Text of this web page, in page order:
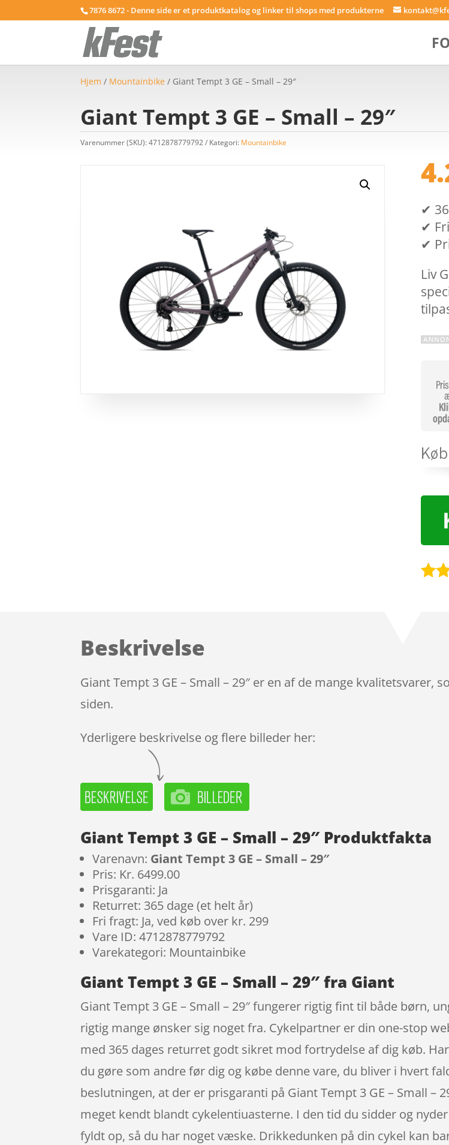
7876 8672 - Denne side er et produktkatalog og linker til shops med produkterne
Hjem / Mountainbike / Giant Tempt 3 GE – Small – 29″
Giant Tempt 3 GE – Small – 29″
Varenummer (SKU):4712878779792 Kategori: Mountainbike
✔
✔
✔
Liv
Beskrivelse
Giant Tempt 3 GE – Small – 29″ er en af de mange kvalitetsvarer,
siden.
Yderligere beskrivelse og flere billeder her:
Giant Tempt 3 GE – Small – 29″ Produktfakta
Varenavn: Giant Tempt 3 GE – Small – 29″
Pris: Kr. 6499.00
Prisgaranti: Ja
Returret: 365 dage (et helt år)
Fri fragt: Ja, ved køb over kr. 299
Vare ID: 4712878779792
Varekategori: Mountainbike
Giant Tempt 3 GE – Small – 29″ fra Giant
Giant Tempt 3 GE – Small – 29″ fungerer rigtig fint til både børn,
rigtig mange ønsker sig noget fra. Cykelpartner er din one-stop
med 365 dages returret godt sikret mod fortrydelse af dig køb.
du gøre som andre før dig og købe denne vare, du bliver i hvert
beslutningen, at der er prisgaranti på Giant Tempt 3 GE – Small
meget kendt blandt cykelentiuasterne. I den tid du sidder og
fyldt op, så du har noget væske. Drikkedunken på din cykel kan